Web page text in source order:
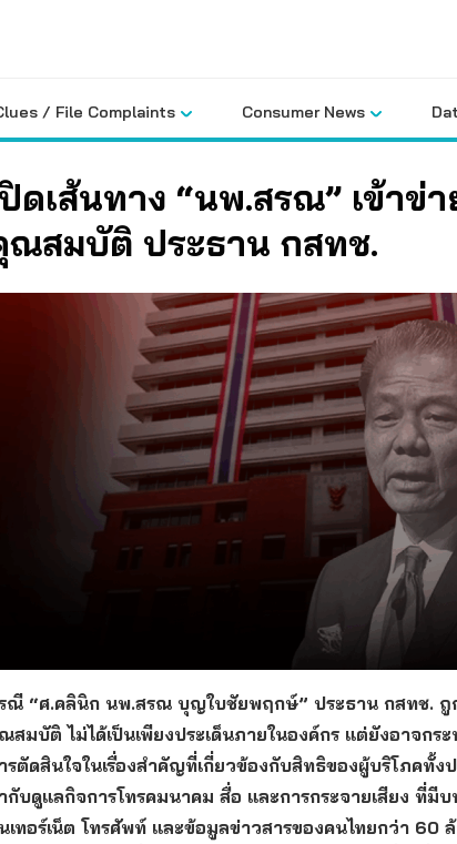
/ File Complaints Consumer News
ปิดเส้นทาง “นพ.สรณ” เข้าข่
ณสมบัติ ประธาน กสทช.
ณี “ศ.คลินิก นพ.สรณ บุญใบชัยพฤกษ์” ประธาน กสทช. ถู
สมบัติ ไม่ได้เป็นเพียงประเด็นภายในองค์กร แต่ยังอาจกร
รตัดสินใจในเรื่องสำคัญที่เกี่ยวข้องกับสิทธิของผู้บริโภคทั้ง
กับดูแลกิจการโทรคมนาคม สื่อ และการกระจายเสียง ที่มีบ
เทอร์เน็ต โทรศัพท์ และข้อมูลข่าวสารของคนไทยกว่า 60